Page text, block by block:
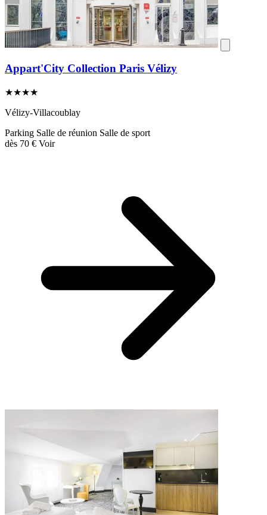
Appart'City Collection Paris Vélizy
★★★★
Vélizy-Villacoublay
Parking Salle de réunion Salle de sport
dès 70 € Voir